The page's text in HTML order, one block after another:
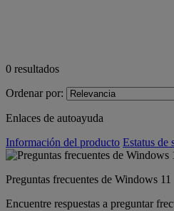
0 resultados
Ordenar por:
Enlaces de autoayuda
Información del producto Estatus de
Preguntas frecuentes de Windows 11
Encuentre respuestas a preguntar